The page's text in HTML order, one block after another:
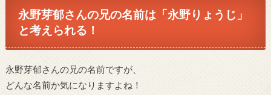
永野芽郁さんの兄の名前は「永野りょうじ」
と考えられる！
永野芽郁さんの兄の名前ですが、
どんな名前か気になりますよね！